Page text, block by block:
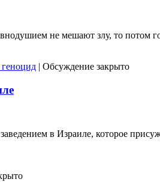
не мешают злу, то потом
геноцид Обсуждение закрыто
в Израиле, которое